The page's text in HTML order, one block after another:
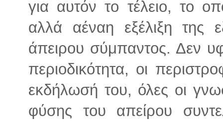
για αυτόν το τέλειο, το
αλλά αέναη εξέλιξη της
άπειρου σύμπαντος. Δεν
περιοδικότητα, οι
εκδήλωσή του, όλες οι
φύσης του απείρου